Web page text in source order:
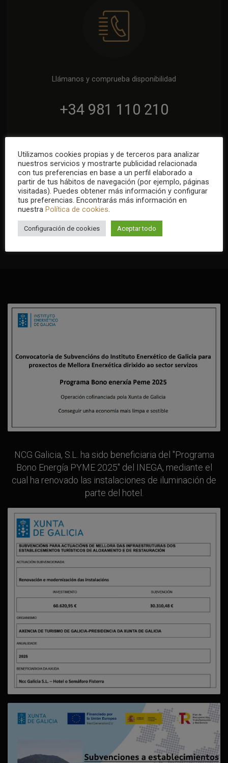
Llámanos y comprueba disponibilidad
+34 981 110 210
Disponibles 24/7
De Lunes a Domingo
NCG Galicia, S.L. ha sido beneficiaria del "Programa
Bono Energía PYME 2025" del INEGA, mediante el
cual ha renovado las instalaciones de iluminación de
parte del hotel.
Utilizamos cookies propias y de terceros para analizar
nuestros servicios y mostrarte publicidad relacionada
con tus preferencias en base a un perfil elaborado a
partir de tus hábitos de navegación (por ejemplo, páginas
visitadas). Puedes obtener más información y configurar
tus preferencias. Encontrarás más información en
nuestra Política de cookies
Configuración de cookies Aceptar todo